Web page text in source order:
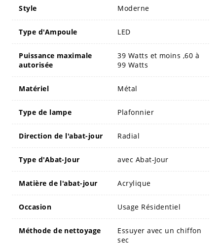
Style Moderne
Type d'Ampoule LED
Puissance maximale
autorisée
39 Watts et moins ,60 à
99 Watts
Matériel Métal
Type de lampe Plafonnier
Direction de l'abat-jour Radial
Type d'Abat-Jour avec Abat-Jour
Matière de l'abat-jour Acrylique
Occasion Usage Résidentiel
Méthode de nettoyage
Essuyer avec un chiffon
sec